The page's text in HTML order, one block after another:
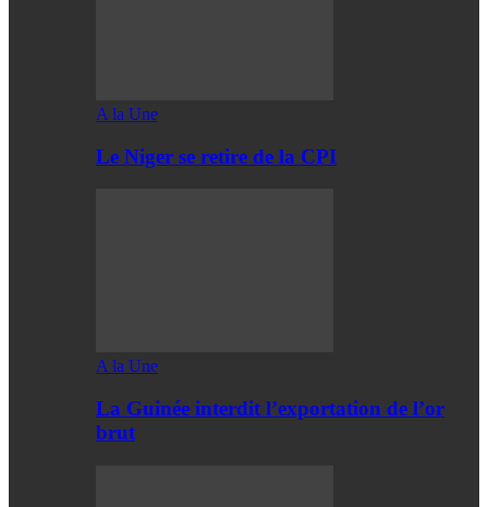
A la Une
Le Niger se retire de la CPI
A la Une
La Guinée interdit l’exportation de l’or
brut